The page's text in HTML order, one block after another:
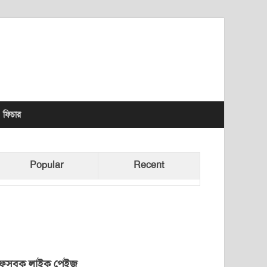
ফিচার
Popular Recent
লাইক পেইজ